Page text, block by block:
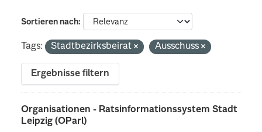
Sortieren nach
Tags: Stadtbezirksbeirat Ausschuss
Ergebnisse filtern
Organisationen - Ratsinformationssystem Stadt
Leipzig (OParl)